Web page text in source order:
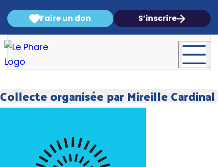
Faire un don S’inscrire
Collecte organisée par Mireille Cardinal